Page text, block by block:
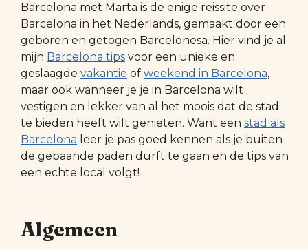
Barcelona met Marta is de enige reissite over
Barcelona in het Nederlands, gemaakt door een
geboren en getogen Barcelonesa. Hier vind je al
mijn Barcelona tips voor een unieke en
geslaagde vakantie of weekend in Barcelona,
maar ook wanneer je je in Barcelona wilt
vestigen en lekker van al het moois dat de stad
te bieden heeft wilt genieten. Want een stad als
Barcelona leer je pas goed kennen als je buiten
de gebaande paden durft te gaan en de tips van
een echte local volgt!
Algemeen